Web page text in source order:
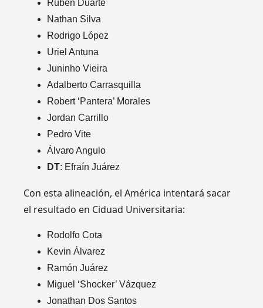
Rubén Duarte
Nathan Silva
Rodrigo López
Uriel Antuna
Juninho Vieira
Adalberto Carrasquilla
Robert ‘Pantera’ Morales
Jordan Carrillo
Pedro Vite
Álvaro Angulo
DT: Efraín Juárez
Con esta alineación, el América intentará sacar
el resultado en Ciduad Universitaria:
Rodolfo Cota
Kevin Álvarez
Ramón Juárez
Miguel ‘Shocker’ Vázquez
Jonathan Dos Santos